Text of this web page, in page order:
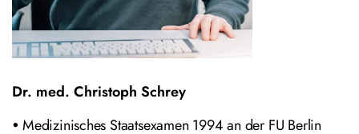
Dr. med. Christoph Schrey
Medizinisches Staatsexamen 1994 an der FU Berlin